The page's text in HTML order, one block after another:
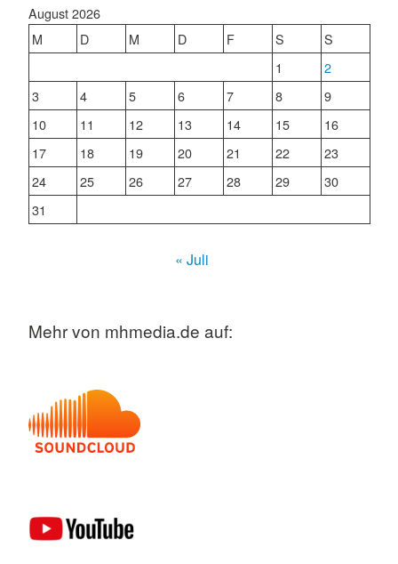
August 2026
M
D M D F S
S
1
2
3
4 5 6 7 8
9
10
11 12 13 14 15
16
17
18 19 20 21 22
23
24
25 26 27 28 29
30
31
« Juli
Mehr von mhmedia.de auf: